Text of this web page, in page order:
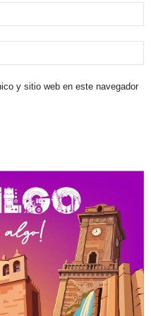
y sitio web en este navegador